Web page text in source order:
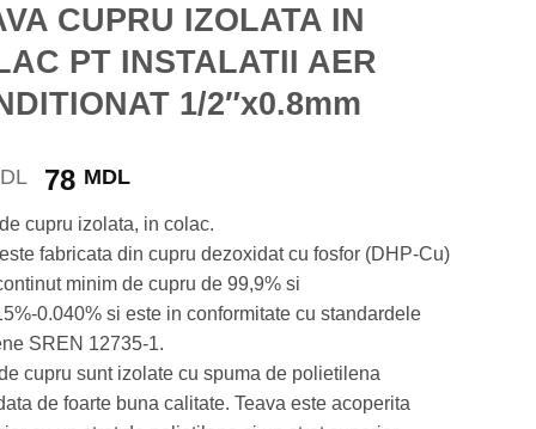
CUPRU IZOLATA IN
PT INSTALATII AER
1/2″x0.8mm
Prețul
a
fost:
93 MDL.
78 MDLPrețul
este:
78 MDL.
cupru izolata, in colac.
fabricata din cupru dezoxidat cu fosfor (DHP-Cu)
minim de cupru de 99,9% si
0.040% si este in conformitate cu standardele
SREN 12735-1.
cupru sunt izolate cu spuma de polietilena
de foarte buna calitate. Teava este acoperita